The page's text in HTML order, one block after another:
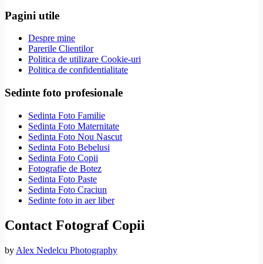
Pagini utile
Despre mine
Parerile Clientilor
Politica de utilizare Cookie-uri
Politica de confidentialitate
Sedinte foto profesionale
Sedinta Foto Familie
Sedinta Foto Maternitate
Sedinta Foto Nou Nascut
Sedinta Foto Bebelusi
Sedinta Foto Copii
Fotografie de Botez
Sedinta Foto Paste
Sedinta Foto Craciun
Sedinte foto in aer liber
Contact Fotograf Copii
by Alex Nedelcu Photography